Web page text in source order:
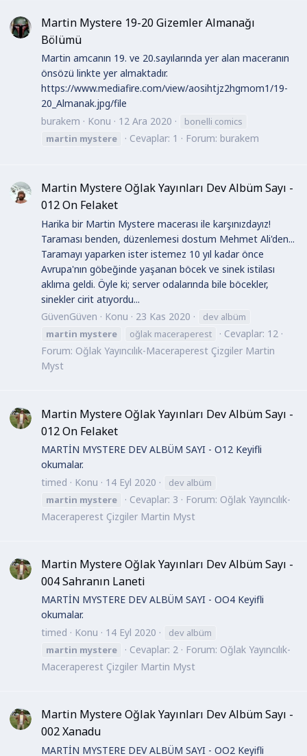
Martin Mystere 19-20 Gizemler Almanağı
Bölümü
Martin amcanın 19. ve 20.sayılarında yer alan maceranın
önsözü linkte yer almaktadır.
https://www.mediafire.com/view/aosihtjz2hgmom1/19-
20_Almanak.jpg/file
burakem
Konu 12 Ara 2020
bonelli comics
martin mystere Cevaplar: 1 Forum: burakem
Martin Mystere Oğlak Yayınları Dev Albüm Sayı -
012 On Felaket
Harika bir Martin Mystere macerası ile karşınızdayız!
Taraması benden, düzenlemesi dostum Mehmet Ali'den...
Taramayı yaparken ister istemez 10 yıl kadar önce
Avrupa'nın göbeğinde yaşanan böcek ve sinek istilası
aklıma geldi. Öyle ki; server odalarında bile böcekler,
sinekler cirit atıyordu...
GüvenGüven
Konu 23 Kas 2020
dev albüm
martin mystere oğlak maceraperest
Cevaplar: 12
Forum: Oğlak Yayıncılık-Maceraperest Çizgiler Martin
Myst
Martin Mystere Oğlak Yayınları Dev Albüm Sayı -
012 On Felaket
MARTİN MYSTERE DEV ALBÜM SAYI - O12 Keyifli
okumalar.
timed
Konu 14 Eyl 2020
dev albüm
martin mystere Cevaplar: 3 Forum: Oğlak Yayıncılık-
Maceraperest Çizgiler Martin Myst
Martin Mystere Oğlak Yayınları Dev Albüm Sayı -
004 Sahranın Laneti
MARTİN MYSTERE DEV ALBÜM SAYI - OO4 Keyifli
okumalar.
timed
Konu 14 Eyl 2020
dev albüm
martin mystere Cevaplar: 2 Forum: Oğlak Yayıncılık-
Maceraperest Çizgiler Martin Myst
Martin Mystere Oğlak Yayınları Dev Albüm Sayı -
002 Xanadu
MARTİN MYSTERE DEV ALBÜM SAYI - OO2 Keyifli